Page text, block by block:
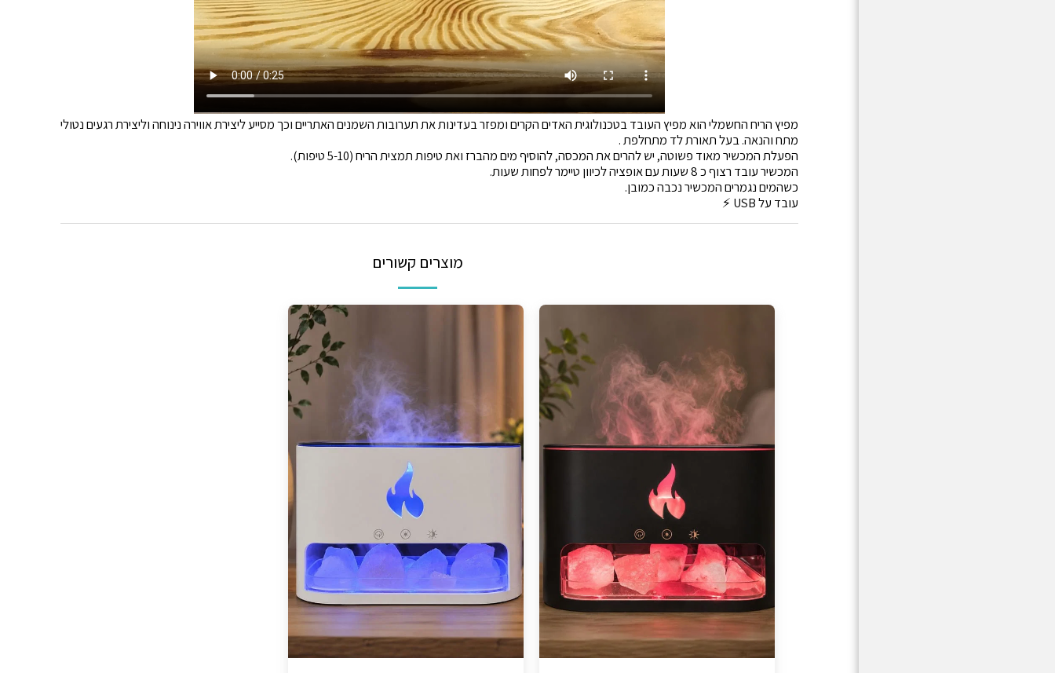
מפיץ הריח החשמלי הוא מפיץ העובד בטכנולוגית האדים הקרים ומפזר בעדינות את תערובות השמנים האתריים וכך מסייע ליצירת אווירה נינוחה וליצירת רגעים נטולי
מתח והנאה. בעל תאורת לד מתחלפת .
הפעלת המכשיר מאוד פשוטה, יש להרים את המכסה, להוסיף מים מהברז ואת טיפות תמצית הריח (5-10 טיפות).
המכשיר עובד רצוף כ 8 שעות עם אופציה לכיוון טיימר לפחות שעות.
כשהמים נגמרים המכשיר נכבה כמובן.
עובד על USB ⚡
מוצרים קשורים